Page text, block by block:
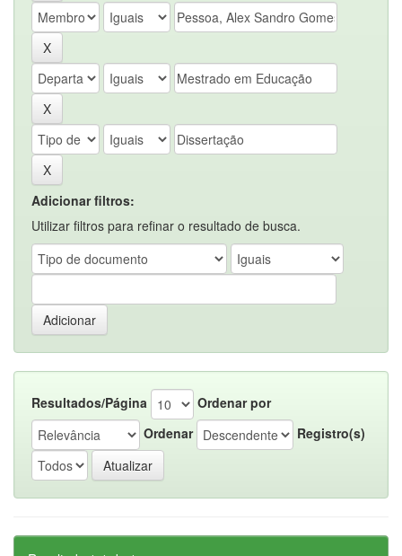
Adicionar filtros:
Utilizar filtros para refinar o resultado de busca.
Resultados/Página
Ordenar por
Ordenar
Registro(s)